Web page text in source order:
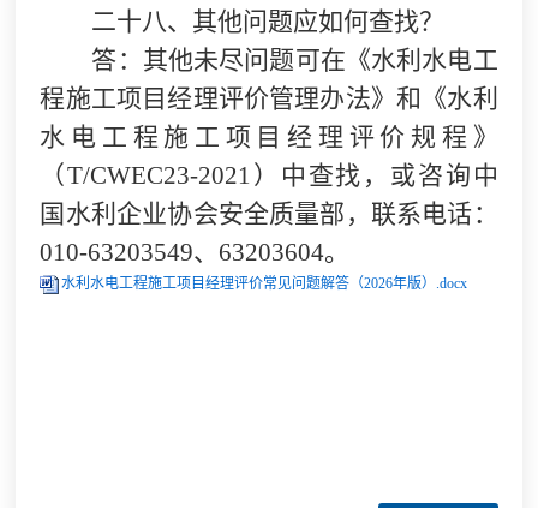
二十八、其他问题应如何查找？
答：其他未尽问题可在《水利水电工
程施工项目经理评价管理办法》和《水利
水电工程施工项目经理评价规程》
（T/CWEC23-2021）中查找，或咨询中
国水利企业协会安全质量部，联系电话：
010-63203549、63203604。
水利水电工程施工项目经理评价常见问题解答（2026年版）.docx